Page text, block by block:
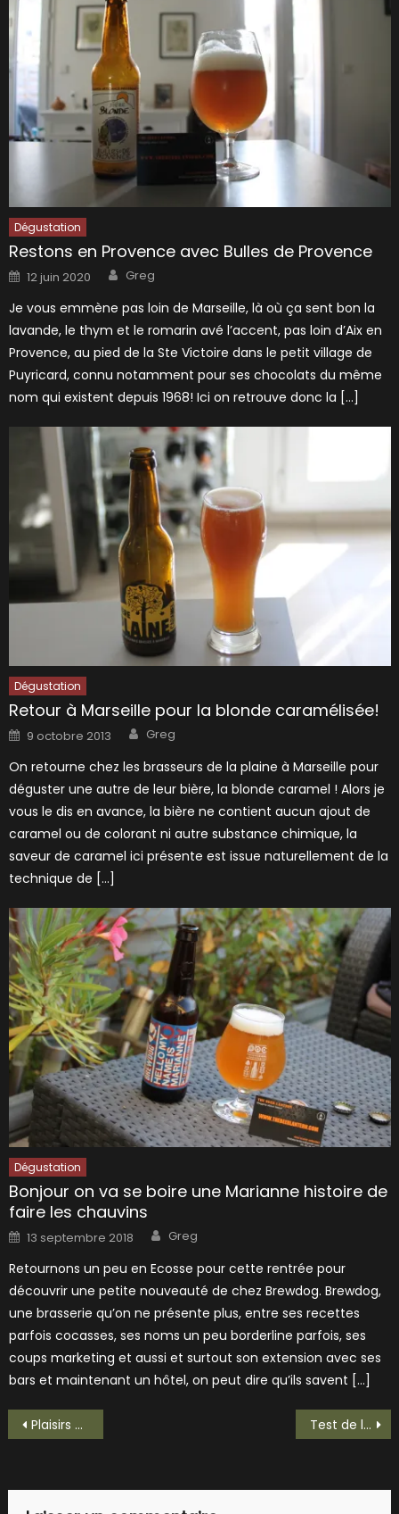
Dégustation
Restons en Provence avec Bulles de Provence
Posted
on
12 juin 2020 Author
Greg
Je vous emmène pas loin de Marseille, là où ça sent bon la
lavande, le thym et le romarin avé l’accent, pas loin d’Aix en
Provence, au pied de la Ste Victoire dans le petit village de
Puyricard, connu notamment pour ses chocolats du même
nom qui existent depuis 1968! Ici on retrouve donc la […]
Dégustation
Retour à Marseille pour la blonde caramélisée!
Posted
on
9 octobre 2013 Author
Greg
On retourne chez les brasseurs de la plaine à Marseille pour
déguster une autre de leur bière, la blonde caramel ! Alors je
vous le dis en avance, la bière ne contient aucun ajout de
caramel ou de colorant ni autre substance chimique, la
saveur de caramel ici présente est issue naturellement de la
technique de […]
Dégustation
Bonjour on va se boire une Marianne histoire de
faire les chauvins
Posted
on
13 septembre 2018 Author
Greg
Retournons un peu en Ecosse pour cette rentrée pour
découvrir une petite nouveauté de chez Brewdog. Brewdog,
une brasserie qu’on ne présente plus, entre ses recettes
parfois cocasses, ses noms un peu borderline parfois, ses
coups marketing et aussi et surtout son extension avec ses
bars et maintenant un hôtel, on peut dire qu’ils savent […]
Navigation
l’article
Plaisirs du monde, une épicerie qui cache une cave à bière! Test de la Bon Secours Brune, une bière vivante !